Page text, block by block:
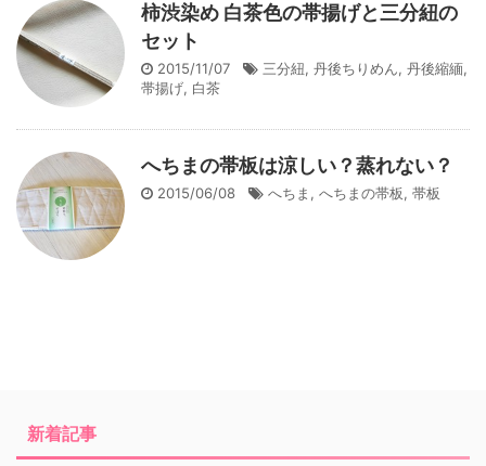
柿渋染め 白茶色の帯揚げと三分紐の
セット
2015/11/07 三分紐, 丹後ちりめん, 丹後縮緬,
帯揚げ, 白茶
へちまの帯板は涼しい？蒸れない？
2015/06/08 へちま , へちまの帯板, 帯板
新着記事